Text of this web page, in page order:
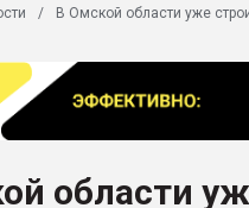
выходит на
рынке
В Омской области уже
области